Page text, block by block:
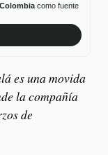
como fuente
es una movida
la compañía
de